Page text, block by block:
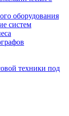
оборудования
систем
техники под